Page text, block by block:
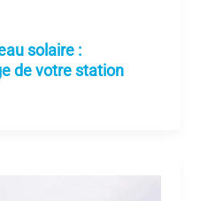
solaire :
de votre station